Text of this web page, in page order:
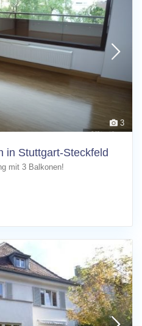
3
in Stuttgart-Steckfeld
mit 3 Balkonen!